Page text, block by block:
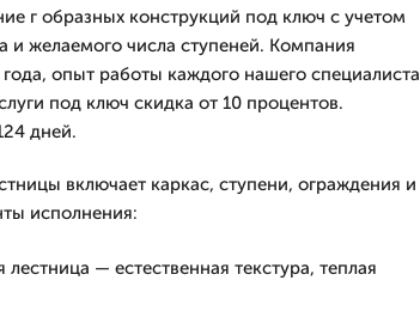
г образных конструкций под ключ с учетом
желаемого числа ступеней. Компания
опыт работы каждого нашего специалиста
под ключ скидка от 10 процентов.
дней.
включает каркас, ступени, ограждения и
исполнения:
лестница — естественная текстура, теплая